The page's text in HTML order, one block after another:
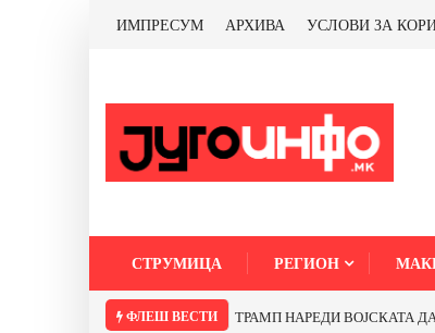
ИМПРЕСУМ АРХИВА УСЛОВИ ЗА
СТРУМИЦА РЕГИОН
ФЛЕШ ВЕСТИ ТРАМП НАРЕДИ ВОЈСКАТА ДА